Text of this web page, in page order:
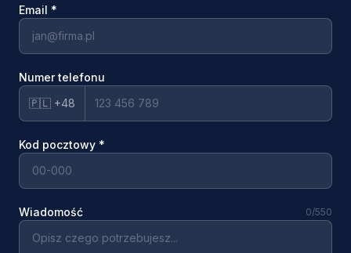
Email *
Numer telefonu
🇵🇱 +48
Kod pocztowy *
Wiadomość 0/550